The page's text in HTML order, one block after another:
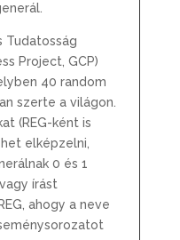
Tudatosság
Project, GCP)
40 random
szerte a világon.
(REG-ként is
elképzelni,
0 és 1
írást
ahogy a neve